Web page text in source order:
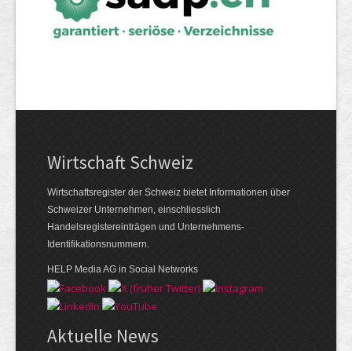
Wirtschaft Schweiz
Wirtschaftsregister der Schweiz bietet Informationen über
Schweizer Unternehmen, einschliesslich
Handelsregistereinträgen und Unternehmens-
Identifikationsnummern.
HELP Media AG in Social Networks
Aktuelle News